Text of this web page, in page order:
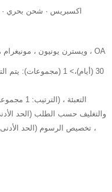
اكسبريس · شحن بحري
L/C ، D/A ، D/P ، T/T ، ويسترن يونيون ، مونيغرام ، OA
، تخصيص الرسوم (الحد الأدنى.